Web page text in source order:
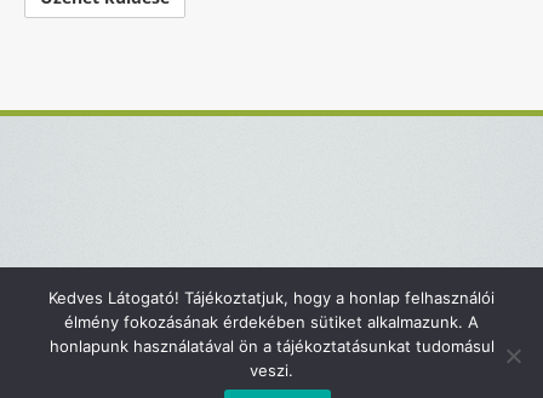
Kapcsolat
Impresszum
Adatvédelmi tájékoztató
Kedves Látogató! Tájékoztatjuk, hogy a honlap felhasználói
élmény fokozásának érdekében sütiket alkalmazunk. A
honlapunk használatával ön a tájékoztatásunkat tudomásul
veszi.